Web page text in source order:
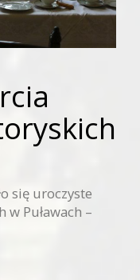
się uroczyste
Puławach –